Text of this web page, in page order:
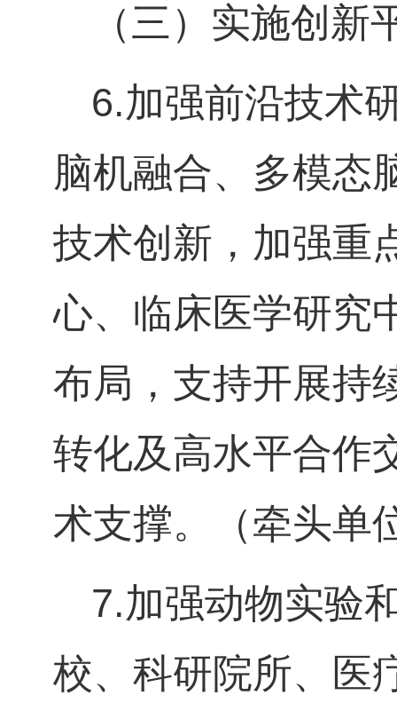
（三）实施创新
6.加强前沿技术
脑机融合、多模态
技术创新，加强重
心、临床医学研究
布局，支持开展持
转化及高水平合作
术支撑。（牵头单
7.加强动物实验
校、科研院所、医